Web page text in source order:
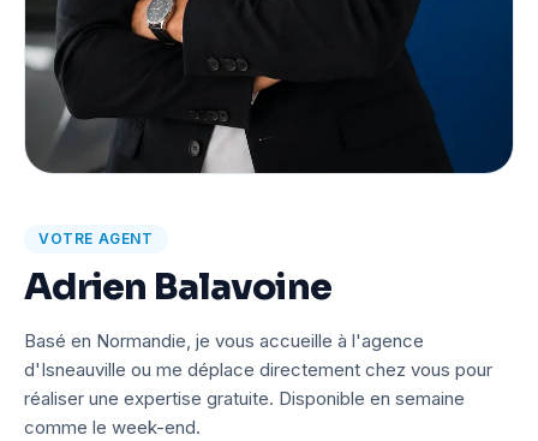
VOTRE AGENT
Adrien Balavoine
Basé en Normandie, je vous accueille à l'agence
d'Isneauville ou me déplace directement chez vous pour
réaliser une expertise gratuite. Disponible en semaine
comme le week-end.